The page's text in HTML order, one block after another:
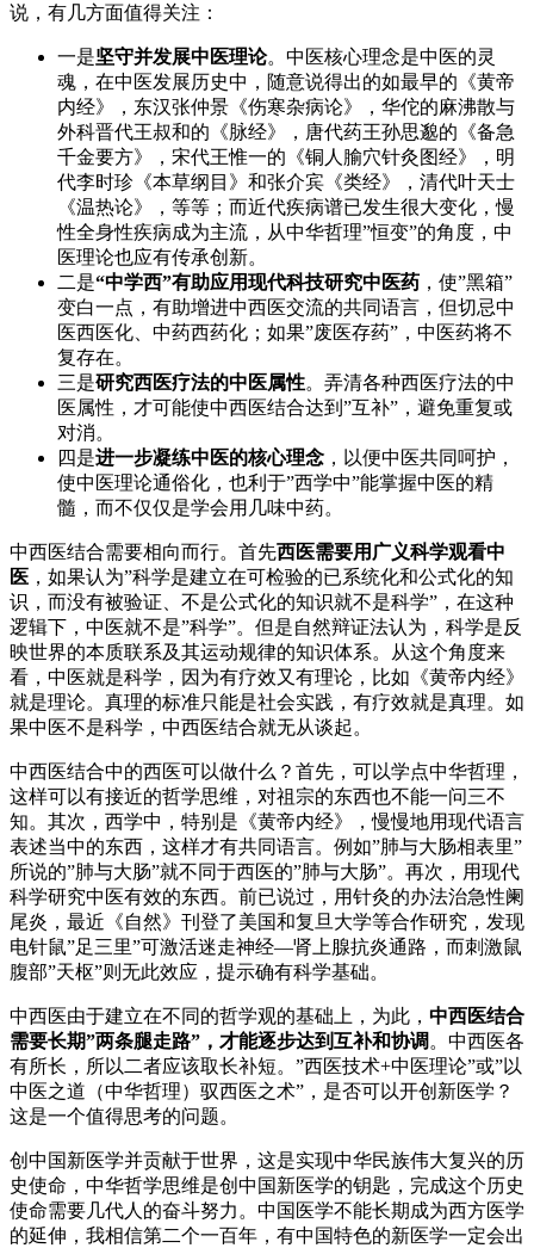
说，有几方面值得关注：
一是坚守并发展中医理论。中医核心理念是中医的灵
魂，在中医发展历史中，随意说得出的如最早的《黄帝
内经》，东汉张仲景《伤寒杂病论》，华佗的麻沸散与
外科晋代王叔和的《脉经》，唐代药王孙思邈的《备急
千金要方》，宋代王惟一的《铜人腧穴针灸图经》，明
代李时珍《本草纲目》和张介宾《类经》，清代叶天士
《温热论》，等等；而近代疾病谱已发生很大变化，慢
性全身性疾病成为主流，从中华哲理”恒变”的角度，中
医理论也应有传承创新。
二是“中学西”有助应用现代科技研究中医药 ，使”黑箱”
变白一点，有助增进中西医交流的共同语言，但切忌中
医西医化、中药西药化；如果”废医存药”，中医药将不
复存在。
三是研究西医疗法的中医属性。弄清各种西医疗法的中
医属性，才可能使中西医结合达到”互补”，避免重复或
对消。
四是进一步凝练中医的核心理念 ，以便中医共同呵护，
使中医理论通俗化，也利于”西学中”能掌握中医的精
髓，而不仅仅是学会用几味中药。
中西医结合需要相向而行。首先西医需要用广义科学观看中
医 ，如果认为”科学是建立在可检验的已系统化和公式化的知
识，而没有被验证、不是公式化的知识就不是科学”，在这种
逻辑下，中医就不是”科学”。但是自然辩证法认为，科学是反
映世界的本质联系及其运动规律的知识体系。从这个角度来
看，中医就是科学，因为有疗效又有理论，比如《黄帝内经》
就是理论。真理的标准只能是社会实践，有疗效就是真理。如
果中医不是科学，中西医结合就无从谈起。
中西医结合中的西医可以做什么？首先，可以学点中华哲理，
这样可以有接近的哲学思维，对祖宗的东西也不能一问三不
知。其次，西学中，特别是《黄帝内经》，慢慢地用现代语言
表述当中的东西，这样才有共同语言。例如”肺与大肠相表里”
所说的”肺与大肠”就不同于西医的”肺与大肠”。再次，用现代
科学研究中医有效的东西。前已说过，用针灸的办法治急性阑
尾炎，最近《自然》刊登了美国和复旦大学等合作研究，发现
电针鼠”足三里”可激活迷走神经—肾上腺抗炎通路，而刺激鼠
腹部”天枢”则无此效应，提示确有科学基础。
中西医由于建立在不同的哲学观的基础上，为此， 中西医结合
需要长期”两条腿走路”，才能逐步达到互补和协调 。中西医各
有所长，所以二者应该取长补短。”西医技术+中医理论”或”以
中医之道（中华哲理）驭西医之术”，是否可以开创新医学？
这是一个值得思考的问题。
创中国新医学并贡献于世界，这是实现中华民族伟大复兴的历
史使命，中华哲学思维是创中国新医学的钥匙，完成这个历史
使命需要几代人的奋斗努力。中国医学不能长期成为西方医学
的延伸，我相信第二个一百年，有中国特色的新医学一定会出